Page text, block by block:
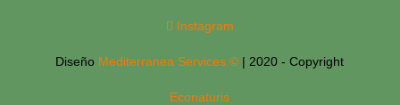
Instagram
Diseño Mediterranea Services © | 2020 - Copyright
Econaturis